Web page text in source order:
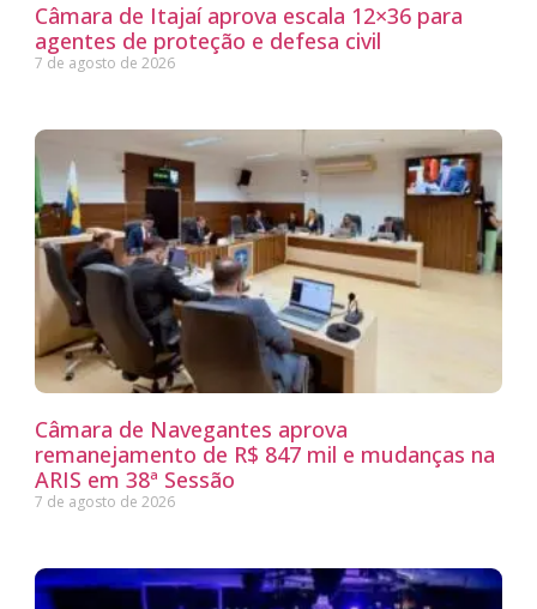
Câmara de Itajaí aprova escala 12×36 para
agentes de proteção e defesa civil
7 de agosto de 2026
Câmara de Navegantes aprova
remanejamento de R$ 847 mil e mudanças na
ARIS em 38ª Sessão
7 de agosto de 2026